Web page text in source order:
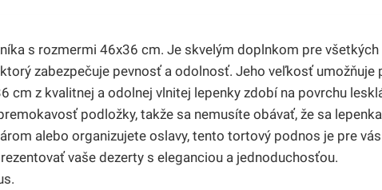
s rozmermi 46x36 cm. Je skvelým doplnkom pre
zabezpečuje pevnosť a odolnosť. Jeho veľkosť
cm z kvalitnej a odolnej vlnitej lepenky zdobí na povrchu
podložky, takže sa nemusíte obávať, že sa
alebo organizujete oslavy, tento tortový podnos je pre
vaše dezerty s eleganciou a jednoduchosťou.